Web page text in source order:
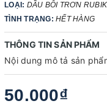
LOẠI: DẦU BÔI TRƠN RUBIK
TÌNH TRẠNG: HẾT HÀNG
THÔNG TIN SẢN PHẨM
Nội dung mô tả sản
50.000₫